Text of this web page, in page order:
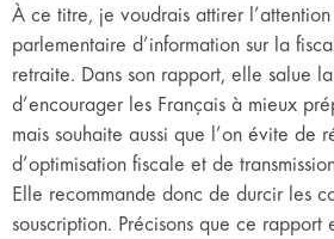
À ce titre, je voudrais attirer l’attention
parlementaire d’information sur la
retraite. Dans son rapport, elle salue
d’encourager les Français à mieux
mais souhaite aussi que l’on évite de
d’optimisation fiscale et de
Elle recommande donc de durcir les
souscription. Précisons que ce rapport